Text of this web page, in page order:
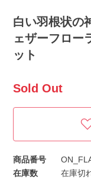
白い羽根状の
ェザーフロー
ット
Sold Out
商品番号
在庫数
在庫切